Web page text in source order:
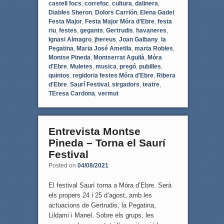
castell focs, correfoc, cultura, dalinera,
Diables Sheron, Dolors Carrión, Elena Gadel ,
Festa Major, Festa Major Móra d'Ebre, festa
riu, festes, gegants, Gertrudis, havaneres,
Ignasi Almagro, jhereus, Joan Galbany, la
Pegatina, Maria José Ametlla, marta Robles,
Montse Pineda, Montserrat Aguilà, Móra
d'Ebre, Muletes, musica, pregó, pubilles,
quintos, regidoria festes Móra d'Ebre, Ribera
d'Ebre, Saurí Festival , sirgadors, teatre,
TEresa Cardona, vermut
Entrevista Montse
Pineda – Torna el Saurí
Festival
Posted on 04/08/2021
El festival Saurí torna a Móra d’Ebre. Serà
els propers 24 i 25 d’agost, amb les
actuacions de Gertrudis, la Pegatina,
Lildami i Manel. Sobre els grups, les